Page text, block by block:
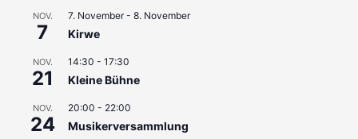
NOV.
7
7. November-8. November
Kirwe
NOV.
21
14:30 -17:30
Kleine Bühne
NOV.
24
20:00 - 22:00
Musikerversammlung